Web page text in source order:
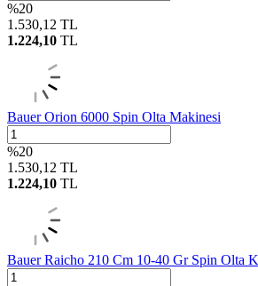
%20
1.530,12 TL
1.224,10 TL
Bauer Orion 6000 Spin Olta Makinesi
%20
1.530,12 TL
1.224,10 TL
Bauer Raicho 210 Cm 10-40 Gr Spin Olta